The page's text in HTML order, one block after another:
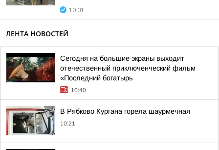
10:01
ЛЕНТА НОВОСТЕЙ
Сегодня на большие экраны выходит
отечественный приключенческий фильм
«Последний богатырь
10:40
В Рябково Кургана горела шаурмечная
10:21